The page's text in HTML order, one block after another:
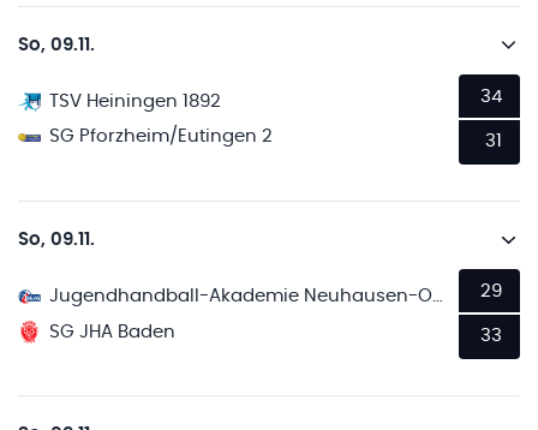
So, 09.11.
TSV Heiningen 1892
SG Pforzheim/Eutingen 2
34
31
So, 09.11.
Jugendhandball-Akademie Neuhausen-Ostfildern 2
SG JHA Baden
29
33